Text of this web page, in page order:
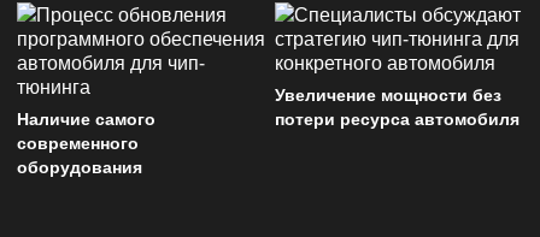
Наличие самого
современного
оборудования
Увеличение мощности без
потери ресурса автомобиля